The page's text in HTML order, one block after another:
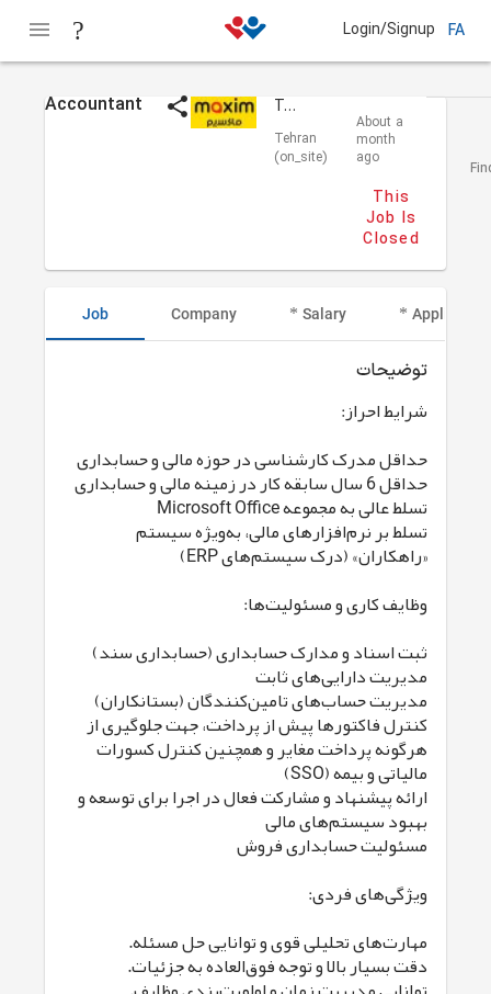
Login/Signup FA
Accountant Taxi Maxim
Tehran
(on_site)
About a
month
ago
This
Job Is
Closed
Job Company Salary Applicant
توضیحات
شرایط احراز:
حداقل مدرک کارشناسی در حوزه مالی و حسابداری
حداقل 6 سال سابقه کار در زمینه مالی و حسابداری
تسلط عالی به مجموعه Microsoft Office
تسلط بر نرم‌افزارهای مالی، به‌ویژه سیستم
«راهکاران» (درک سیستم‌های ERP)
وظایف کاری و مسئولیت‌ها:
ثبت اسناد و مدارک حسابداری (حسابداری سند)
مدیریت دارایی‌های ثابت
مدیریت حساب‌های تامین‌کنندگان (بستانکاران)
کنترل فاکتورها پیش از پرداخت، جهت جلوگیری از
هرگونه پرداخت مغایر و همچنین کنترل کسورات
مالیاتی و بیمه (SSO)
ارائه پیشنهاد و مشارکت فعال در اجرا برای توسعه و
بهبود سیستم‌های مالی
مسئولیت حسابداری فروش
ویژگی‌های فردی:
مهارت‌های تحلیلی قوی و توانایی حل مسئله.
دقت بسیار بالا و توجه فوق‌العاده به جزئیات.